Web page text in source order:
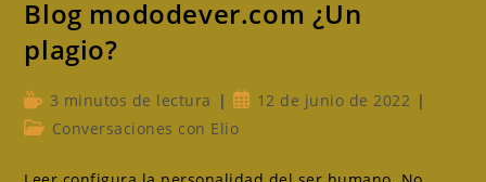
Blog mododever.com ¿Un
plagio?
Tiempo
de
3 minutos de lectura
Publicación
de
12 de junio de 2022
Categoría
la
Conversaciones con Elio